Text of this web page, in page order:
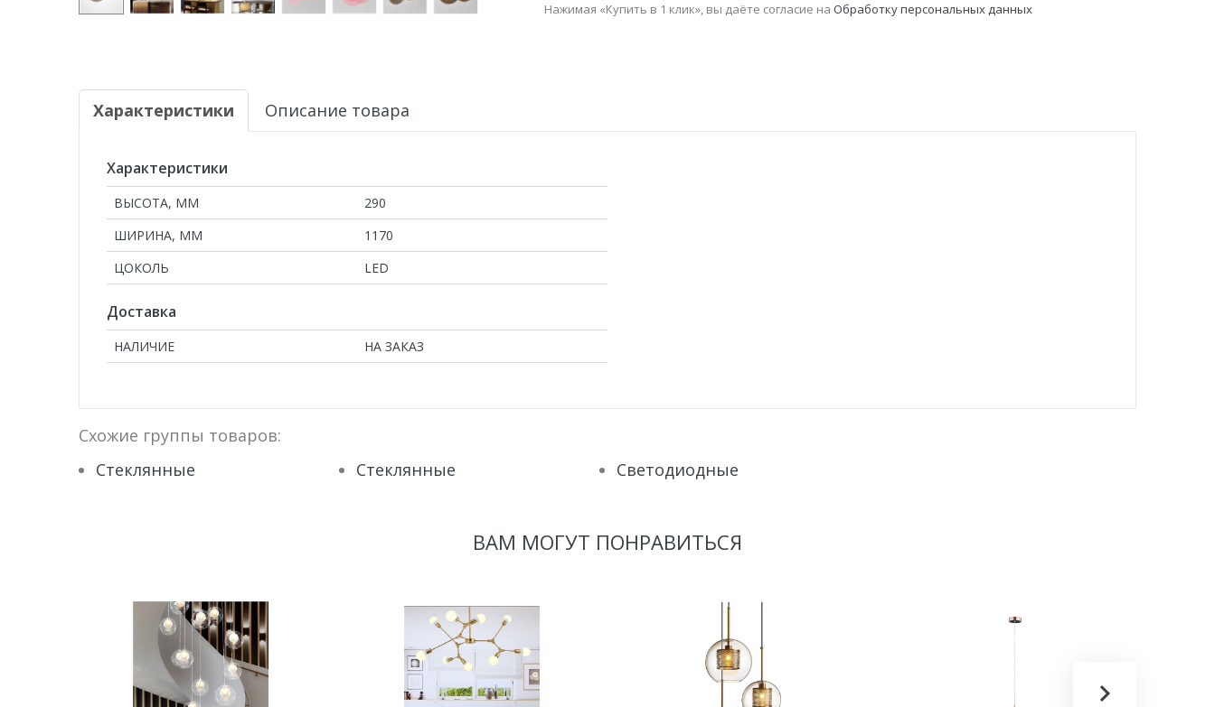
Нажимая «Купить в 1 клик», вы даёте согласие на Обработку персональных данных
Характеристики Описание товара
Характеристики
ВЫСОТА, ММ
290
ШИРИНА, ММ
1170
ЦОКОЛЬ
LED
Доставка
НАЛИЧИЕ НА ЗАКАЗ
Схожие группы товаров:
Стеклянные
Стеклянные Светодиодные
ВАМ МОГУТ ПОНРАВИТЬСЯ